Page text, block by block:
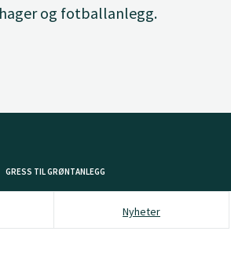
og fotballanlegg.
GRESS TIL GRØNTANLEGG
Nyheter